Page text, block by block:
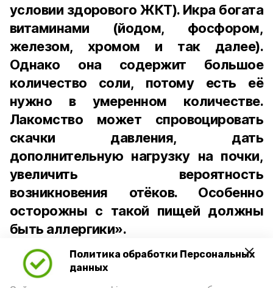
Политика обработки Персональных
данных
условии здорового ЖКТ). Икра богата
витаминами (йодом, фосфором,
железом, хромом и так далее).
Однако она содержит большое
количество соли, потому есть её
нужно в умеренном количестве.
Лакомство может спровоцировать
скачки давления, дать
дополнительную нагрузку на почки,
увеличить вероятность
возникновения отёков. Особенно
осторожны с такой пищей должны
быть аллергики».
Для взрослого человека безопасной
порцией икры считается 30-50 граммов